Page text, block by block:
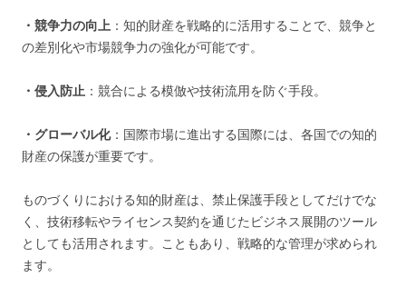
・競争力の向上 ：知的財産を戦略的に活用することで、競争と
の差別化や市場競争力の強化が可能です。
・侵入防止 ：競合による模倣や技術流用を防ぐ手段。
・グローバル化：国際市場に進出する国際には、各国での知的
財産の保護が重要です。
ものづくりにおける知的財産は、禁止保護手段としてだけでな
く、技術移転やライセンス契約を通じたビジネス展開のツール
としても活用されます。こともあり、戦略的な管理が求められ
ます。